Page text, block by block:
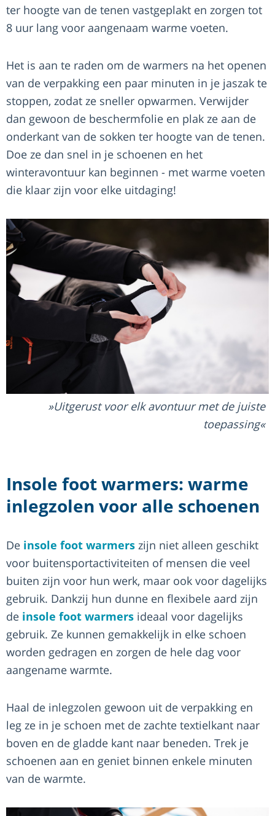
ter hoogte van de tenen vastgeplakt en zorgen tot
8 uur lang voor aangenaam warme voeten.
Het is aan te raden om de warmers na het openen
van de verpakking een paar minuten in je jaszak te
stoppen, zodat ze sneller opwarmen. Verwijder
dan gewoon de beschermfolie en plak ze aan de
onderkant van de sokken ter hoogte van de tenen.
Doe ze dan snel in je schoenen en het
winteravontuur kan beginnen - met warme voeten
die klaar zijn voor elke uitdaging!
Uitgerust voor elk avontuur met de juiste
toepassing
Insole foot warmers: warme
inlegzolen voor alle schoenen
De insole foot warmers zijn niet alleen geschikt
voor buitensportactiviteiten of mensen die veel
buiten zijn voor hun werk, maar ook voor dagelijks
gebruik. Dankzij hun dunne en flexibele aard zijn
de insole foot warmers ideaal voor dagelijks
gebruik. Ze kunnen gemakkelijk in elke schoen
worden gedragen en zorgen de hele dag voor
aangename warmte.
Haal de inlegzolen gewoon uit de verpakking en
leg ze in je schoen met de zachte textielkant naar
boven en de gladde kant naar beneden. Trek je
schoenen aan en geniet binnen enkele minuten
van de warmte.